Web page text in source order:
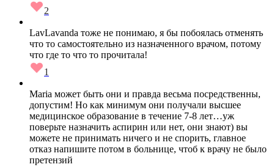
2
LavLavanda тоже не понимаю, я бы побоялась отменять
что то самостоятельно из назначенного врачом, потому
что где то что то прочитала!
1
Maria может быть они и правда весьма посредственны,
допустим! Но как минимум они получали высшее
медицинское образование в течение 7-8 лет…уж
поверьте назначить аспирин или нет, они знают) вы
можете не принимать ничего и не спорить, главное
отказ напишите потом в больнице, чтоб к врачу не было
претензий